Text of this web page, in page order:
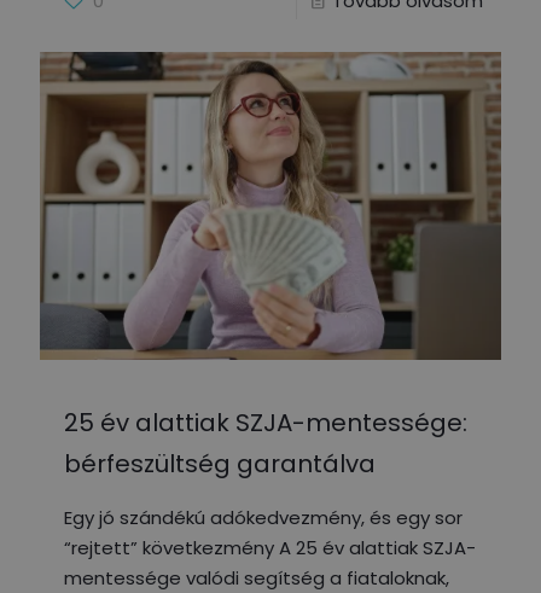
25 év alattiak SZJA-mentessége:
bérfeszültség garantálva
Egy jó szándékú adókedvezmény, és egy sor
“rejtett” következmény A 25 év alattiak SZJA-
mentessége valódi segítség a fiataloknak,